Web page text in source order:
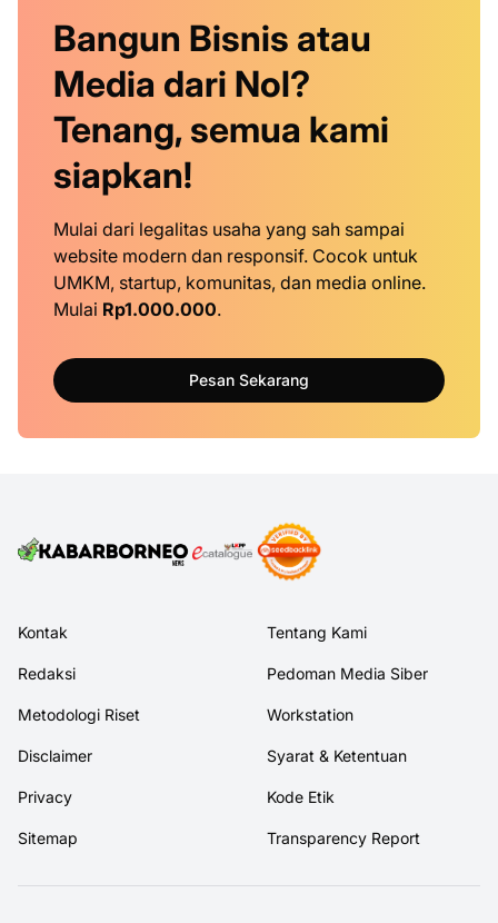
Bangun Bisnis atau
Media dari Nol?
Tenang, semua kami
siapkan!
Mulai dari legalitas usaha yang sah sampai
website modern dan responsif. Cocok untuk
UMKM, startup, komunitas, dan media online.
Mulai Rp1.000.000.
Pesan Sekarang
Kontak Tentang Kami
Redaksi Pedoman Media Siber
Metodologi Riset Workstation
Disclaimer Syarat & Ketentuan
Privacy Kode Etik
Sitemap Transparency Report